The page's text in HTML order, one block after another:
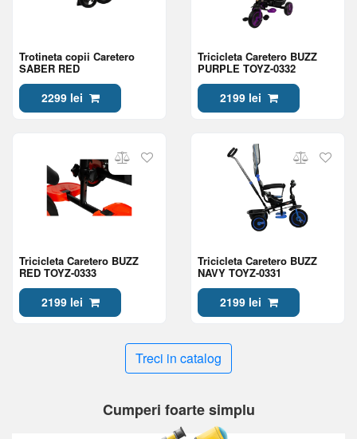
Trotineta copii Caretero
SABER RED
2299 lei
Tricicleta Caretero BUZZ
PURPLE TOYZ-0332
2199 lei
Tricicleta Caretero BUZZ
RED TOYZ-0333
2199 lei
Tricicleta Caretero BUZZ
NAVY TOYZ-0331
2199 lei
Treci in catalog
Cumperi foarte simplu